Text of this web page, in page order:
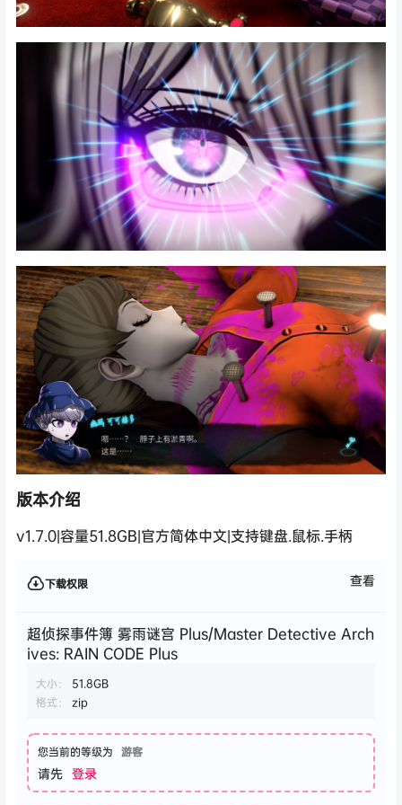
版本介绍
v1.7.0|容量51.8GB|官方简体中文|支持键盘.鼠标.手柄
下载权限 查看
超侦探事件簿 雾雨谜宫 Plus/Master Detective Arch
ives: RAIN CODE Plus
大小：
51.8GB
格式：
zip
您当前的等级为 游客
请先 登录